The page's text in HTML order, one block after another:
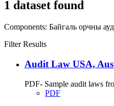
1 dataset found
Components: Байгаль орчны
Filter Results
Audit Law USA,
PDF- Sample audit laws
PDF